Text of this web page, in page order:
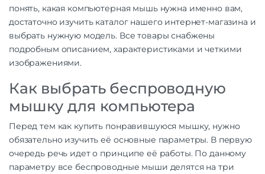
понять, какая компьютерная мышь нужна именно вам,
достаточно изучить каталог нашего интернет-магазина и
выбрать нужную модель. Все товары снабжены
подробным описанием, характеристиками и четкими
изображениями.
Как выбрать беспроводную
мышку для компьютера
Перед тем как купить понравившуюся мышку, нужно
обязательно изучить её основные параметры. В первую
очередь речь идет о принципе её работы. По данному
параметру все беспроводные мыши делятся на три